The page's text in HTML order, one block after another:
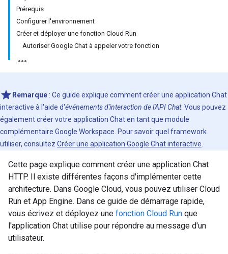
Prérequis
Configurer l'environnement
Créer et déployer une fonction Cloud Run
Autoriser Google Chat à appeler votre fonction
Remarque : Ce guide explique comment créer une application Chat
interactive à l'aide d'événements d'interaction de l'API Chat. Vous pouvez
également créer votre application Chat en tant que module
complémentaire Google Workspace. Pour savoir quel framework
utiliser, consultez Créer une application Google Chat interactive
Cette page explique comment créer une application Chat
HTTP. Il existe différentes façons d'implémenter cette
architecture. Dans Google Cloud, vous pouvez utiliser Cloud
Run et App Engine. Dans ce guide de démarrage rapide,
vous écrivez et déployez une fonction Cloud Run que
l'application Chat utilise pour répondre au message d'un
utilisateur.